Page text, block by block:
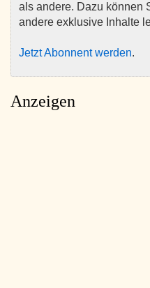
als andere. Dazu können
andere exklusive Inhalte
Jetzt Abonnent werden.
Anzeigen